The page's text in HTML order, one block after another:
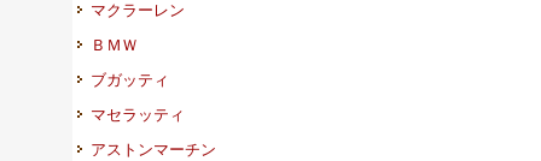
マクラーレン
ＢＭＷ
ブガッティ
マセラッティ
アストンマーチン